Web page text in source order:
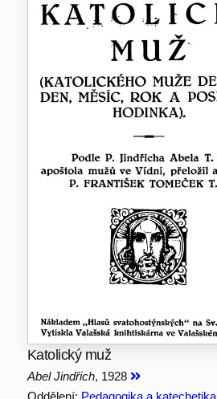
Katolický muž
Abel Jindřich, 1928